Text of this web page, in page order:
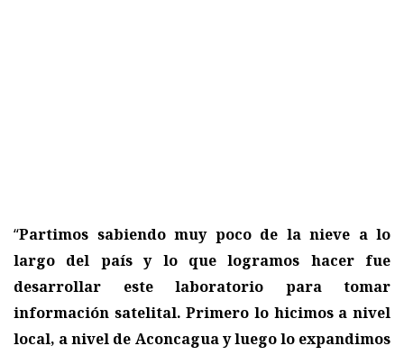
“Partimos sabiendo muy poco de la nieve a lo
largo del país y lo que logramos hacer fue
desarrollar este laboratorio para tomar
información satelital. Primero lo hicimos a nivel
local, a nivel de Aconcagua y luego lo expandimos